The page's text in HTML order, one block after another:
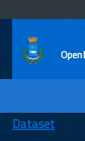
ENTI
TEMI
Dataset